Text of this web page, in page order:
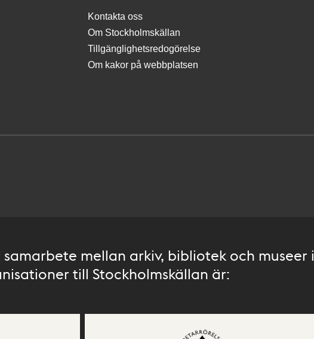
Kontakta oss
Om Stockholmskällan
Tillgänglighetsredogörelse
Om kakor på webbplatsen
mellan arkiv, bibliotek och museer i
till Stockholmskällan är: